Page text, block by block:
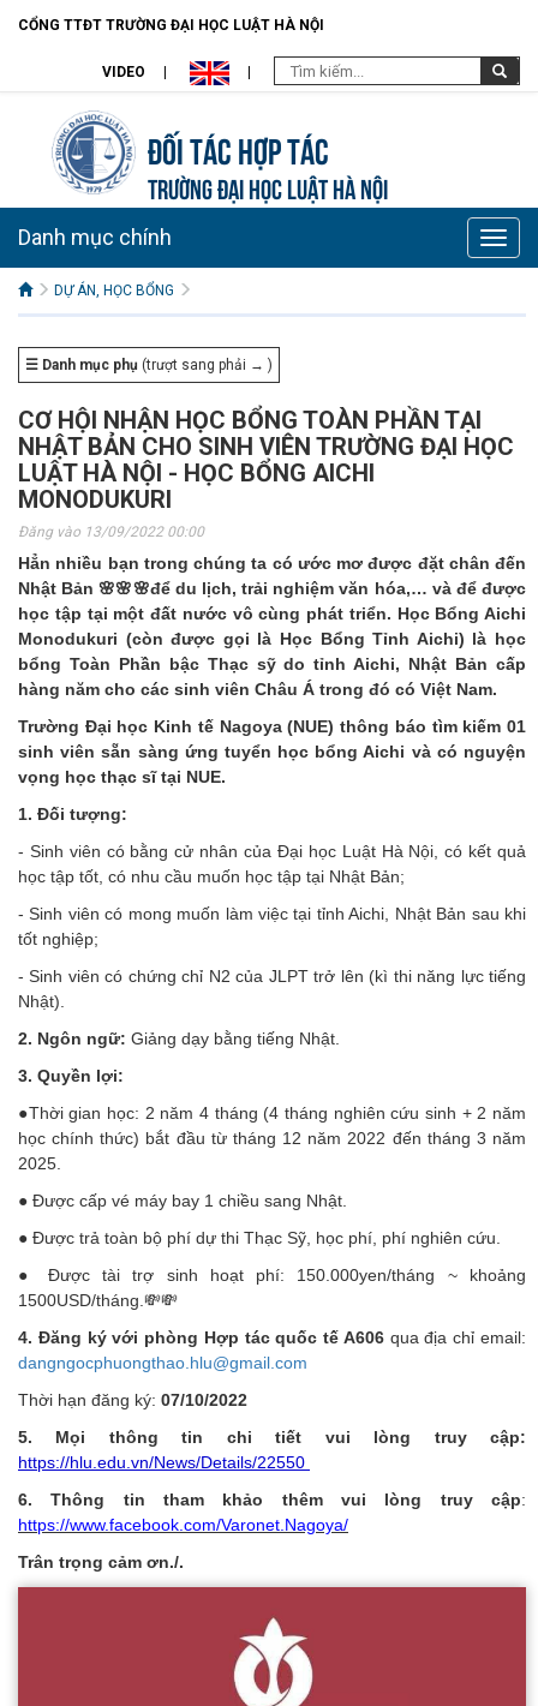
CỔNG TTĐT TRƯỜNG ĐẠI HỌC LUẬT HÀ NỘI
VIDEO
Đối tác hợp tác
TRƯỜNG ĐẠI HỌC LUẬT HÀ NỘI
Toggle
Danh mục chính
DỰ ÁN, HỌC BỔNG
☰ Danh mục phụ (trượt sang phải → )
CƠ HỘI NHẬN HỌC BỔNG TOÀN PHẦN TẠI
NHẬT BẢN CHO SINH VIÊN TRƯỜNG ĐẠI HỌC
LUẬT HÀ NỘI - HỌC BỔNG AICHI
MONODUKURI
Đăng vào 13/09/2022 00:00
Hẳn nhiều bạn trong chúng ta có ước mơ được đặt chân đến
Nhật Bản 🌸🌸🌸để du lịch, trải nghiệm văn hóa,… và để được
học tập tại một đất nước vô cùng phát triển. Học Bổng Aichi
Monodukuri (còn được gọi là Học Bổng Tỉnh Aichi) là học
bổng Toàn Phần bậc Thạc sỹ do tỉnh Aichi, Nhật Bản cấp
hàng năm cho các sinh viên Châu Á trong đó có Việt Nam.
Trường Đại học Kinh tế Nagoya (NUE) thông báo tìm kiếm 01
sinh viên sẵn sàng ứng tuyển học bổng Aichi và có nguyện
vọng học thạc sĩ tại NUE.
1. Đối tượng:
- Sinh viên có bằng cử nhân của Đại học Luật Hà Nội, có kết quả
học tập tốt, có nhu cầu muốn học tập tại Nhật Bản;
- Sinh viên có mong muốn làm việc tại tỉnh Aichi, Nhật Bản sau khi
tốt nghiệp;
- Sinh viên có chứng chỉ N2 của JLPT trở lên (kì thi năng lực tiếng
Nhật).
2. Ngôn ngữ: Giảng dạy bằng tiếng Nhật.
3. Quyền lợi:
●Thời gian học: 2 năm 4 tháng (4 tháng nghiên cứu sinh + 2 năm
học chính thức) bắt đầu từ tháng 12 năm 2022 đến tháng 3 năm
2025.
● Được cấp vé máy bay 1 chiều sang Nhật.
● Được trả toàn bộ phí dự thi Thạc Sỹ, học phí, phí nghiên cứu.
● Được tài trợ sinh hoạt phí: 150.000yen/tháng ~ khoảng
1500USD/tháng.💸💸
4. Đăng ký với phòng Hợp tác quốc tế A606qua địa chỉ email:
dangngocphuongthao.hlu@gmail.com
Thời hạn đăng ký: 07/10/2022
5. Mọi thông tin chi tiết vui lòng truy cập:
https://hlu.edu.vn/News/Details/22550
6. Thông tin tham khảo thêm vui lòng truy cập:
https://www.facebook.com/Varonet.Nagoya/
Trân trọng cảm ơn./.